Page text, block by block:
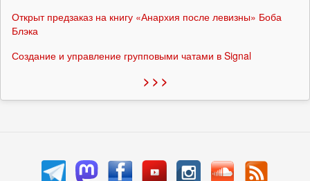
Открыт предзаказ на книгу «Анархия после левизны» Боба
Блэка
Создание и управление групповыми чатами в Signal
> > >